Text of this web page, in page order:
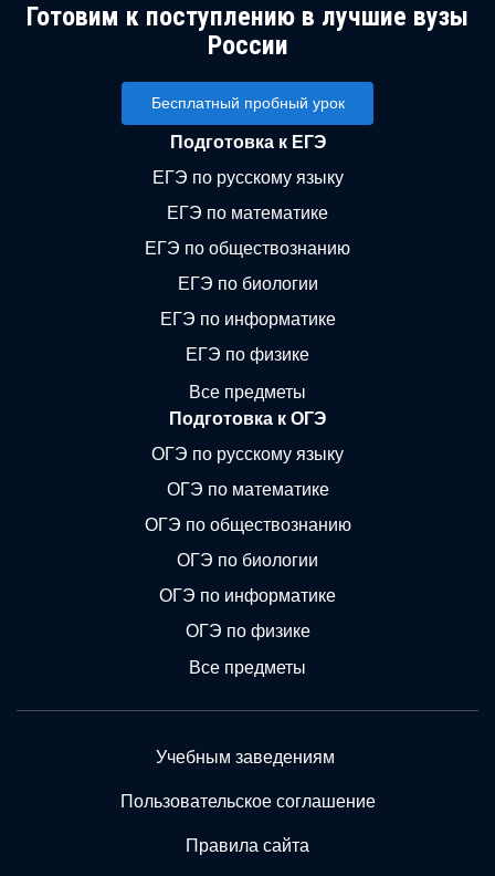
Готовим к поступлению в лучшие вузы
России
Бесплатный пробный урок
Подготовка к ЕГЭ
ЕГЭ по русскому языку
ЕГЭ по математике
ЕГЭ по обществознанию
ЕГЭ по биологии
ЕГЭ по информатике
ЕГЭ по физике
Все предметы
Подготовка к ОГЭ
ОГЭ по русскому языку
ОГЭ по математике
ОГЭ по обществознанию
ОГЭ по биологии
ОГЭ по информатике
ОГЭ по физике
Все предметы
Учебным заведениям
Пользовательское соглашение
Правила сайта